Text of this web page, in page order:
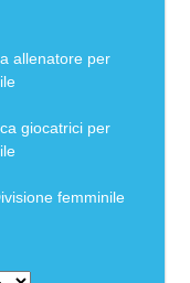
allenatore per
giocatrici per
femminile